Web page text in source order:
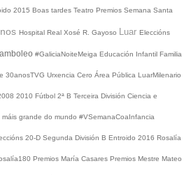
2015 Boas tardes Teatro Premios Semana Santa
Hospital Real Xosé R. Gayoso Luar Eleccións
#GaliciaNoiteMeiga Educación Infantil Familia
30anosTVG Urxencia Cero Área Pública LuarMilenario
2010 Fútbol 2ª B Terceira División Ciencia e
máis grande do mundo #VSemanaCoaInfancia
20-D Segunda División B Entroido 2016 Rosalía
Premios María Casares Premios Mestre Mateo